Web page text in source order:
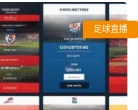
足球直播